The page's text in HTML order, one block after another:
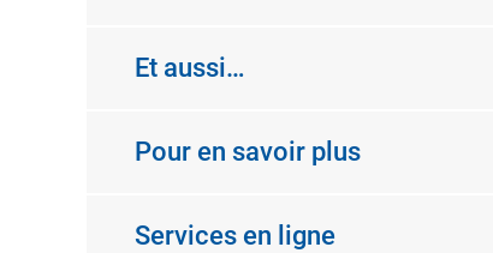
Et aussi…
Pour en savoir plus
Services en ligne